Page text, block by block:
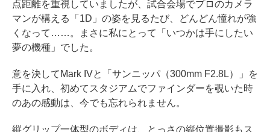
点距離を重視していましたが、試合会場でプロのカメラ
マンが構える「1D」の姿を見るたび、どんどん憧れが強
くなって……。まさに私にとって「いつかは手にしたい
夢の機種」でした。
意を決してMark IVと「サンニッパ（300mm F2.8L）」を
手に入れ、初めてスタジアムでファインダーを覗いた時
のあの感動は、今でも忘れられません。
縦グリップ一体型のボディは、とっさの縦位置撮影もス